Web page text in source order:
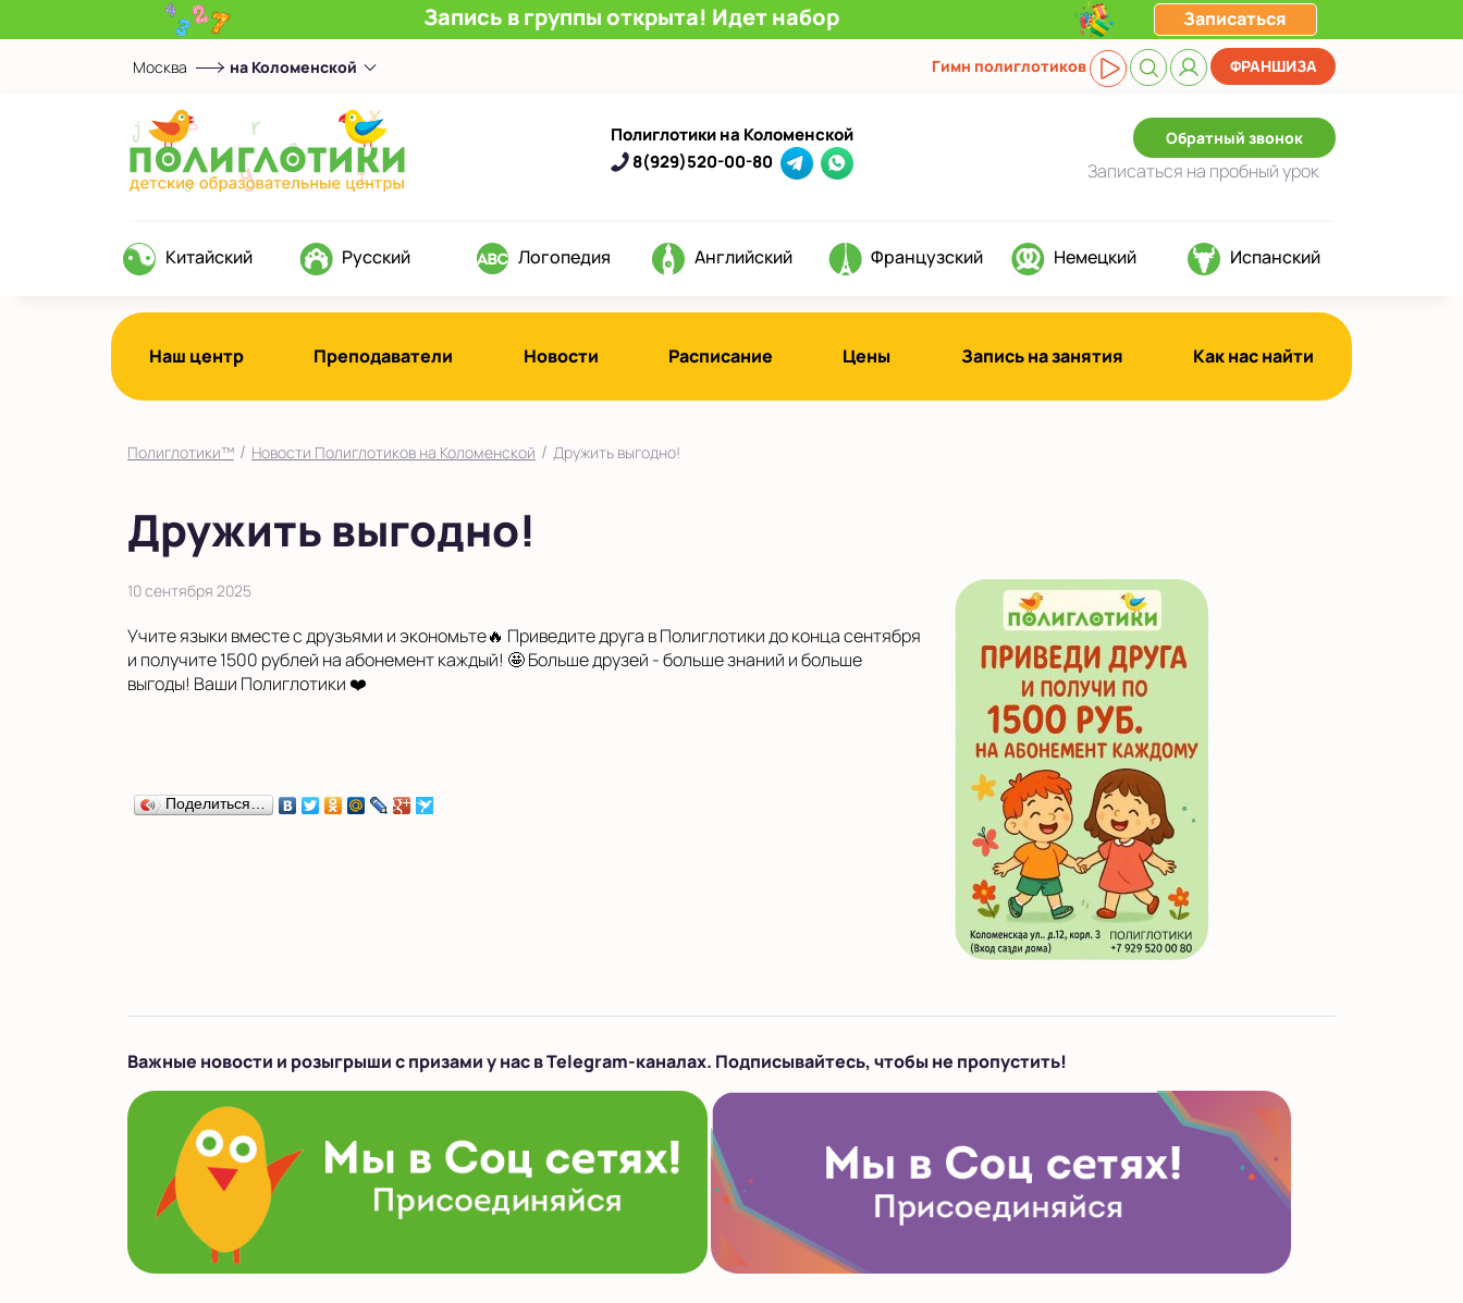
Запись в группы открыта! Идет набор Записаться
Москва на Коломенской
Выберите центр
Верхние Лихоборы
ЖК Прокшино
Ломоносовский
Якиманка
на Коломенской
Показать на карте
Гимн полиглотиков ФРАНШИЗА
Полиглотики на Коломенской
8(929)520-00-80
Обратный звонок
Записаться на пробный урок
Китайский Русский Логопедия Английский Французский Немецкий Испанский
Наш центр Преподаватели Новости Расписание Цены Запись на занятия Как нас найти
Полиглотики™ / Новости Полиглотиков на Коломенской / Дружить выгодно!
Дружить выгодно!
10 сентября 2025
Учите языки вместе с друзьями и экономьте🔥 Приведите друга в Полиглотики до конца сентября
и получите 1500 рублей на абонемент каждый! 🤩 Больше друзей - больше знаний и больше
выгоды! Ваши Полиглотики ❤️
Поделиться…
Важные новости и розыгрыши с призами у нас в Telegram-каналах. Подписывайтесь, чтобы не пропустить!